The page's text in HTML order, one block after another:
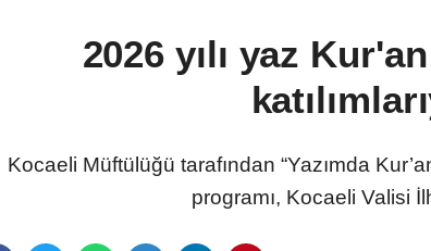
2026 yılı yaz
Kocaeli Müftülüğü tarafından “Yazımda
programı, Kocaeli Valisi